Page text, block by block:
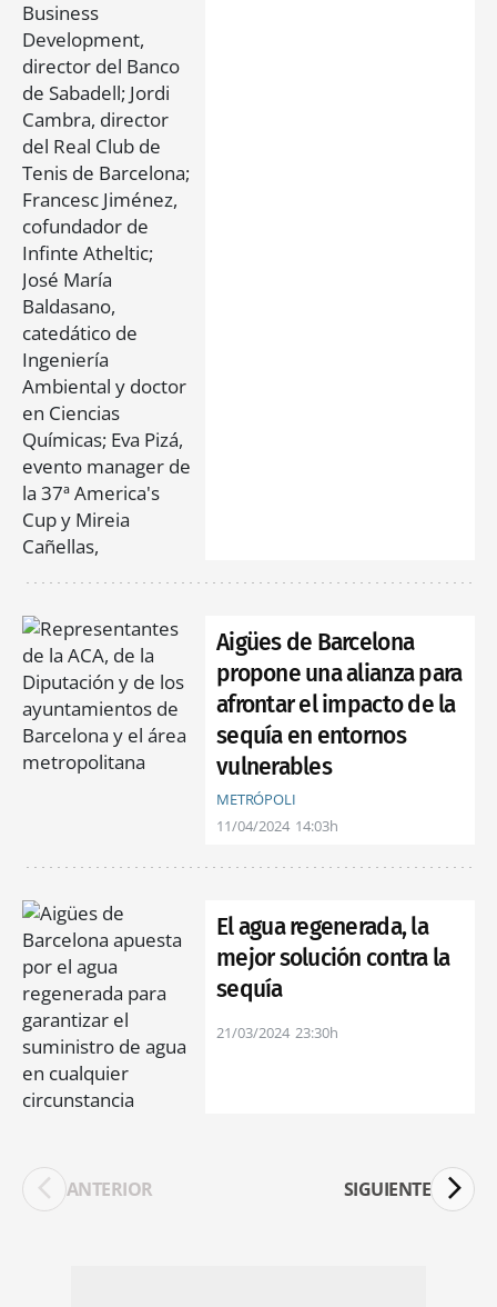
Aigües de Barcelona
propone una alianza para
afrontar el impacto de la
sequía en entornos
vulnerables
METRÓPOLI
11/04/2024 14:03h
El agua regenerada, la
mejor solución contra la
sequía
21/03/2024 23:30h
ANTERIOR SIGUIENTE